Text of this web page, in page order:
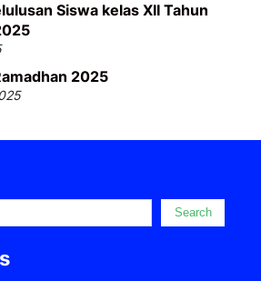
Siswa kelas XII Tahun
2025
Search